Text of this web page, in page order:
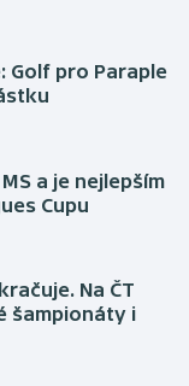
Golf pro Paraple
a je nejlepším
Cupu
Na ČT
šampionáty i